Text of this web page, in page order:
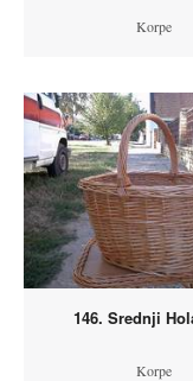
Korpe
146. Srednji
Korpe